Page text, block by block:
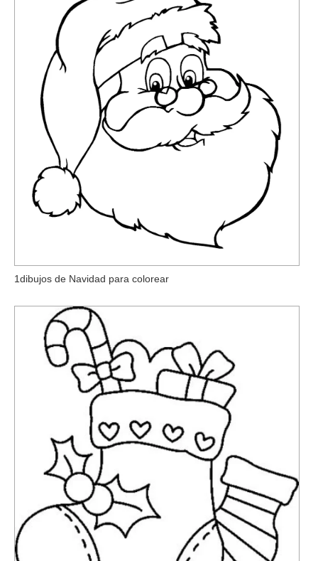
1dibujos de Navidad para colorear